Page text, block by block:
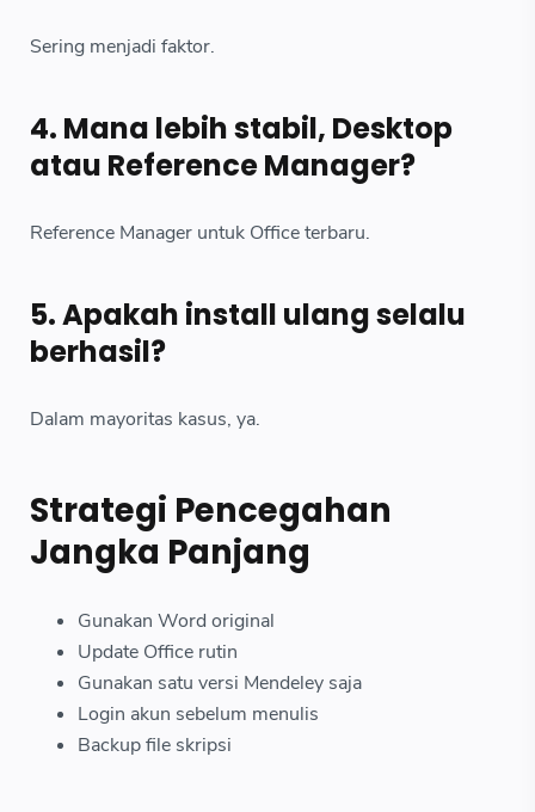
Sering menjadi faktor.
4. Mana lebih stabil, Desktop
atau Reference Manager?
Reference Manager untuk Office terbaru.
5. Apakah install ulang selalu
berhasil?
Dalam mayoritas kasus, ya.
Strategi Pencegahan
Jangka Panjang
Gunakan Word original
Update Office rutin
Gunakan satu versi Mendeley saja
Login akun sebelum menulis
Backup file skripsi